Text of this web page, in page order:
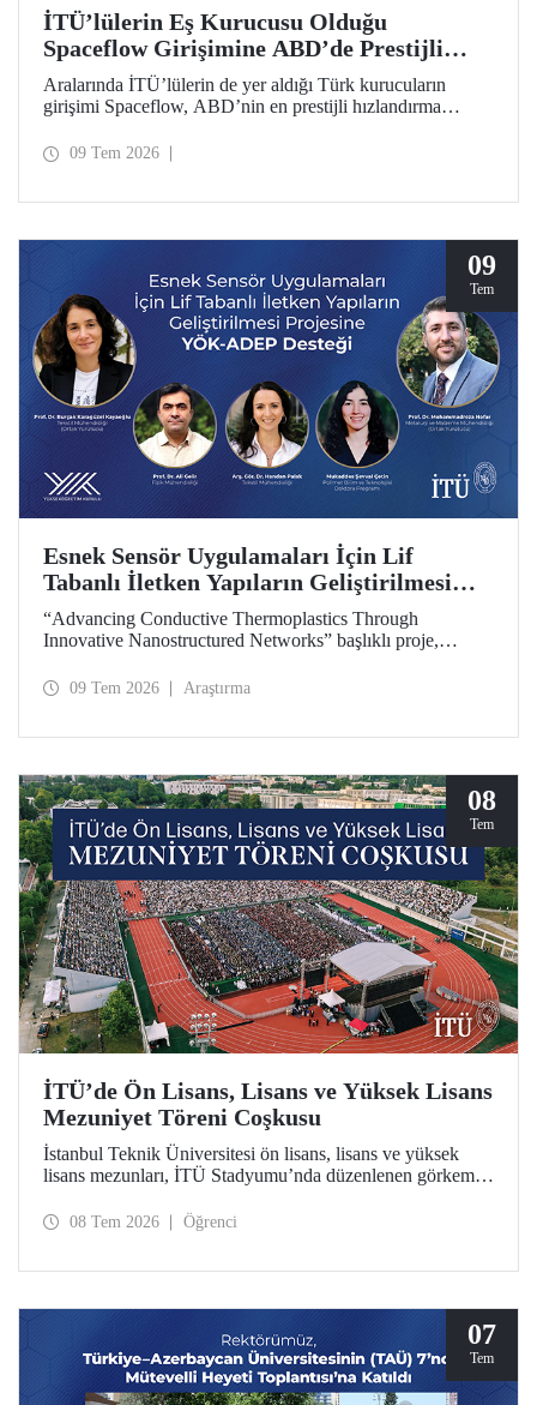
İTÜ’lülerin Eş Kurucusu Olduğu
Spaceflow Girişimine ABD’de Prestijli
Hızlandırma Desteği
Aralarında İTÜ’lülerin de yer aldığı Türk kurucuların
girişimi Spaceflow, ABD’nin en prestijli hızlandırma
yatırım turunda dünyanın önde gelen firmaların
09 Tem 2026
09
Tem
Esnek Sensör Uygulamaları İçin Lif
Tabanlı İletken Yapıların Geliştirilmesi
Projesine YÖK-ADEP Desteği
“Advancing Conductive Thermoplastics Through
Innovative Nanostructured Networks” başlıklı proje,
Araştırma Üniversiteleri Destek Programı (ADEP)
Malzeme Mühendisliği Bölümü öğretim üyesi Prof. Dr.
Mohammadreza Nofar yapıyor.
09 Tem 2026 Araştırma
08
Tem
İTÜ’de Ön Lisans, Lisans ve Yüksek Lisans
Mezuniyet Töreni Coşkusu
İstanbul Teknik Üniversitesi ön lisans, lisans ve yüksek
lisans mezunları, İTÜ Stadyumu’nda düzenlenen görkemli
08 Tem 2026 Öğrenci
07
Tem